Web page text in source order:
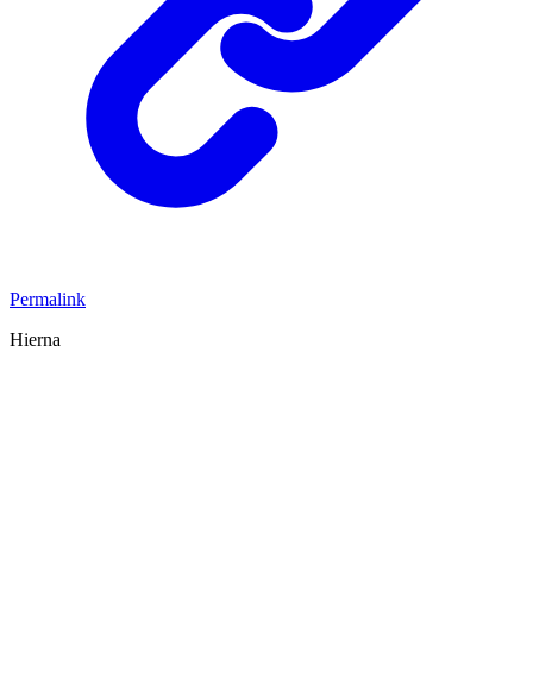
Permalink
Hierna